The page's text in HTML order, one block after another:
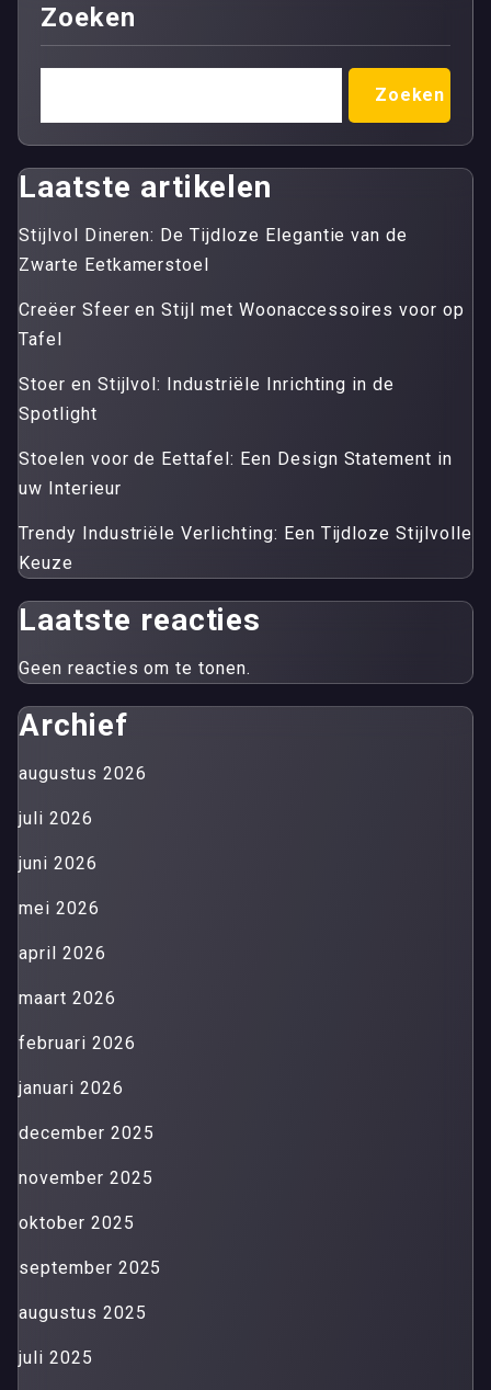
Zoeken
Zoeken
Laatste artikelen
Stijlvol Dineren: De Tijdloze Elegantie van de
Zwarte Eetkamerstoel
Creëer Sfeer en Stijl met Woonaccessoires voor op
Tafel
Stoer en Stijlvol: Industriële Inrichting in de
Spotlight
Stoelen voor de Eettafel: Een Design Statement in
uw Interieur
Trendy Industriële Verlichting: Een Tijdloze Stijlvolle
Keuze
Laatste reacties
Geen reacties om te tonen.
Archief
augustus 2026
juli 2026
juni 2026
mei 2026
april 2026
maart 2026
februari 2026
januari 2026
december 2025
november 2025
oktober 2025
september 2025
augustus 2025
juli 2025